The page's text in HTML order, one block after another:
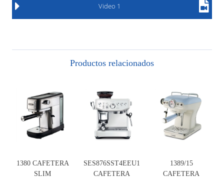
Video 1
Productos relacionados
1380 CAFETERA
SLIM
SES876SST4EEU1
CAFETERA
1389/15
CAFETERA